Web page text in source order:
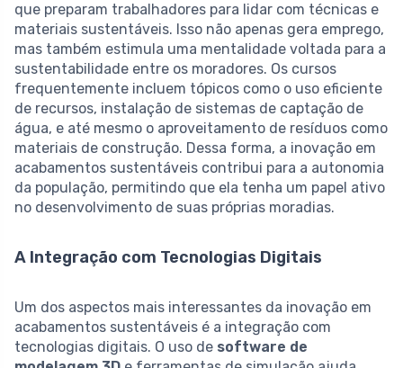
que preparam trabalhadores para lidar com técnicas e
materiais sustentáveis. Isso não apenas gera emprego,
mas também estimula uma mentalidade voltada para a
sustentabilidade entre os moradores. Os cursos
frequentemente incluem tópicos como o uso eficiente
de recursos, instalação de sistemas de captação de
água, e até mesmo o aproveitamento de resíduos como
materiais de construção. Dessa forma, a inovação em
acabamentos sustentáveis contribui para a autonomia
da população, permitindo que ela tenha um papel ativo
no desenvolvimento de suas próprias moradias.
A Integração com Tecnologias Digitais
Um dos aspectos mais interessantes da inovação em
acabamentos sustentáveis é a integração com
tecnologias digitais. O uso de software de